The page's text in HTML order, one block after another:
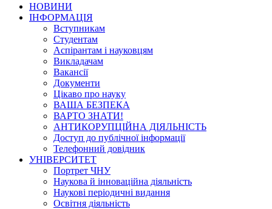
НОВИНИ
ІНФОРМАЦІЯ
Вступникам
Студентам
Аспірантам і науковцям
Викладачам
Вакансії
Документи
Цікаво про науку
ВАША БЕЗПЕКА
ВАРТО ЗНАТИ!
АНТИКОРУПЦІЙНА ДІЯЛЬНІСТЬ
Доступ до публічної інформації
Телефонний довідник
УНІВЕРСИТЕТ
Портрет ЧНУ
Наукова й інноваційна діяльність
Наукові періодичні видання
Освітня діяльність